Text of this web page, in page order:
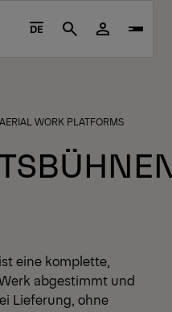
DE Search
AERIAL WORK PLATFORMS
eine komplette,
abgestimmt und
Lieferung, ohne